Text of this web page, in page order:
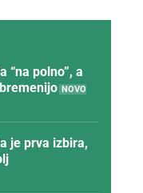
“na polno”, a
je prva izbira,